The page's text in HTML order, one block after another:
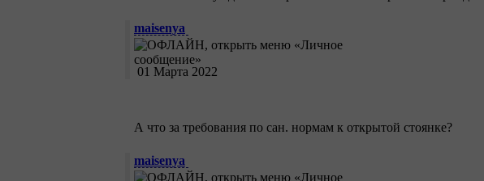
maisenya
01 Марта 2022
А что за требования по сан. нормам к открытой стоянке?
maisenya